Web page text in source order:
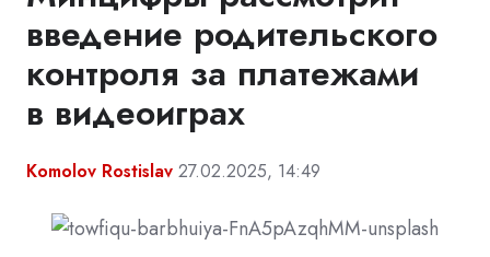
введение родительского
контроля за платежами
в видеоиграх
Komolov Rostislav 27.02.2025, 14:49